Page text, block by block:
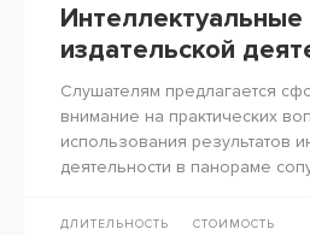
Интеллектуальные
издательской
Слушателям предлагается
внимание на практических
использования результатов
деятельности в панораме
ДЛИТЕЛЬНОСТЬ СТОИМОСТЬ